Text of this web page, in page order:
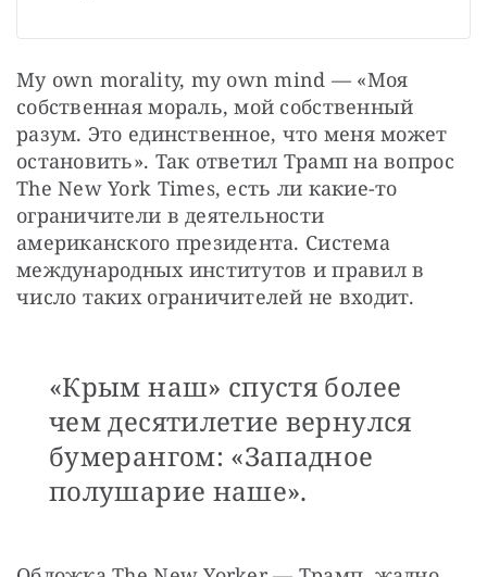
My own morality, my own mind — «Моя
собственная мораль, мой собственный
разум. Это единственное, что меня может
остановить». Так ответил Трамп на вопрос
The New York Times, есть ли какие-то
ограничители в деятельности
американского президента. Система
международных институтов и правил в
число таких ограничителей не входит.
«Крым наш» спустя более
чем десятилетие вернулся
бумерангом: «Западное
полушарие наше».